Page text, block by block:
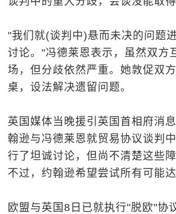
"我们就(谈判中)悬而未决的问题
讨论。"冯德莱恩表示，虽然双方
场，但分歧依然严重。她敦促双
桌，设法解决遗留问题。
英国媒体当晚援引英国首相府消
翰逊与冯德莱恩就贸易协议谈判
行了坦诚讨论，但尚不清楚这些
不过，约翰逊希望尝试所有可能
欧盟与英国8日已就执行"脱欧"协